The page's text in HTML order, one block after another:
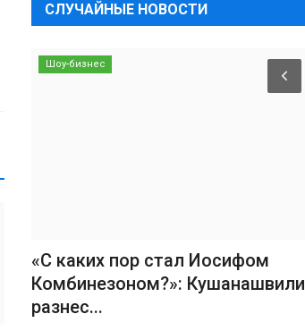
СЛУЧАЙНЫЕ НОВОСТИ
Шоу-бизнес
«С каких пор стал Иосифом
Комбинезоном?»: Кушанашвили
разнес...